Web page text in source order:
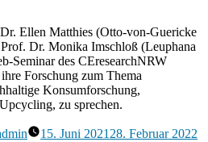
Ellen Matthies (Otto-von-Guericke
Dr. Monika Imschloß (Leuphana
Seminar des CEresearchNRW
Forschung zum Thema
Konsumforschung,
zu sprechen.
15. Juni 2021 28. Februar 2022